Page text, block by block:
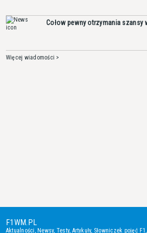
Cołow pewny otrzymania szansy
Więcej wiadomości >
F1WM.PL
Aktualności, Newsy, Testy, Artykuły, Słowniczek pojęć F1,